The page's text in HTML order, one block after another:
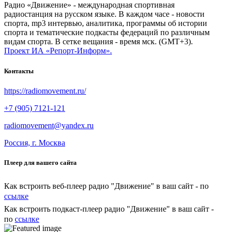
Радио «Движение» - международная спортивная
радиостанция на русском языке. В каждом часе - новости
спорта, mp3 интервью, аналитика, программы об истории
спорта и тематические подкасты федераций по различным
видам спорта. В сетке вещания - время мск. (GMT+3).
Проект ИА «Репорт-Информ».
Контакты
https://radiomovement.ru/
+7 (905) 7121-121
radiomovement@yandex.ru
Россия, г. Москва
Плеер для вашего сайта
Как встроить веб-плеер радио "Движение" в ваш сайт - по
ссылке
Как встроить подкаст-плеер радио "Движение" в ваш сайт -
по ссылке